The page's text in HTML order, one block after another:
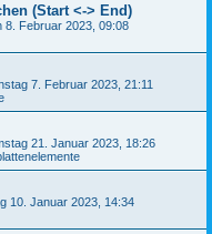
(Start <-> End)
8. Februar 2023, 09:08
7. Februar 2023, 21:11
21. Januar 2023, 18:26
10. Januar 2023, 14:34